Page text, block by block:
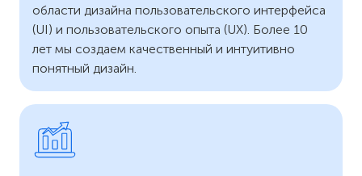
области дизайна пользовательского интерфейса
(UI) и пользовательского опыта (UX). Более 10
лет мы создаем качественный и интуитивно
понятный дизайн.